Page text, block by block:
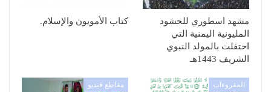
مشهد اسطوري للحشود
المليونية اليمنية التي
احتفلت بالمولد النبوي
الشريف 1443هـ
كتاب الأمويون والإسلام.
المقروءات مقاطع فيديو